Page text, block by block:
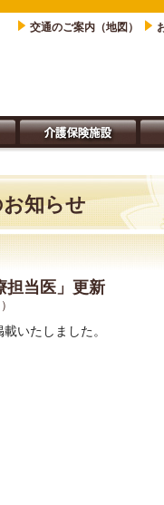
交通のご案内（地図）
知らせ
担当医」更新
いたしました。